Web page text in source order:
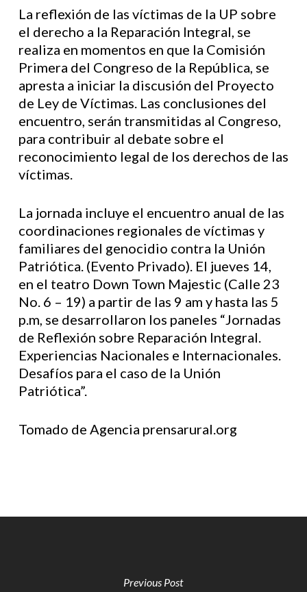
La reflexión de las víctimas de la UP sobre
el derecho a la Reparación Integral, se
realiza en momentos en que la Comisión
Primera del Congreso de la República, se
apresta a iniciar la discusión del Proyecto
de Ley de Víctimas. Las conclusiones del
encuentro, serán transmitidas al Congreso,
para contribuir al debate sobre el
reconocimiento legal de los derechos de las
víctimas.
La jornada incluye el encuentro anual de las
coordinaciones regionales de víctimas y
familiares del genocidio contra la Unión
Patriótica. (Evento Privado). El jueves 14,
en el teatro Down Town Majestic (Calle 23
No. 6 – 19) a partir de las 9 am y hasta las 5
p.m, se desarrollaron los paneles “Jornadas
de Reflexión sobre Reparación Integral.
Experiencias Nacionales e Internacionales.
Desafíos para el caso de la Unión
Patriótica”.
Tomado de Agencia prensarural.org
Previous Post